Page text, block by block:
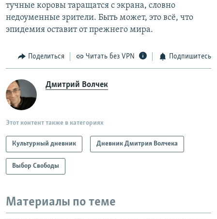
тучные коровы таращатся с экрана, словно
недоуменные зрители. Быть может, это всё, что
эпидемия оставит от прежнего мира.
Поделиться Читать без VPN Подпишитесь
Дмитрий Волчек
Этот контент также в категориях
Культурный дневник Дневник Дмитрия Волчека
Выбор Свободы
Материалы по теме